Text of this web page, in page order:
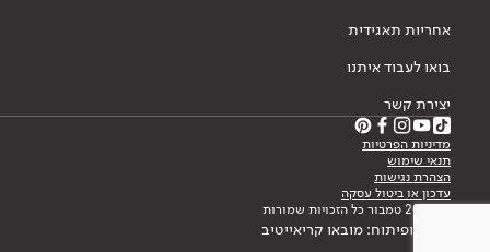
אחריות תאגידית
בואו לעבוד איתנו
יצירת קשר
מדיניות הפרטיות
תנאי שימוש
הצהרת נגישות
עדכון או ביטול עסקה
© 2026 טמבור כל הזכויות שמורות
עיצוב ופיתוח: מובאו קריאייטיב